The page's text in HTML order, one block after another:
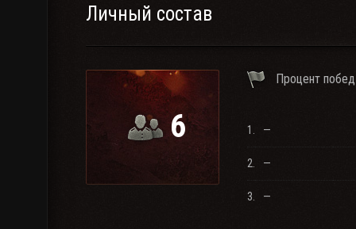
Личный состав
6
Процент побед
1. —
2. —
3. —